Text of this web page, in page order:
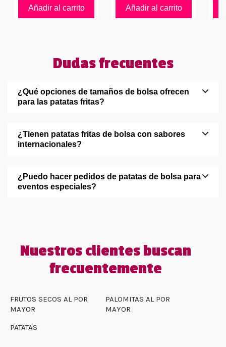
Añadir al carrito Añadir al carrito
Dudas frecuentes
¿Qué opciones de tamaños de bolsa ofrecen
para las patatas fritas?
¿Tienen patatas fritas de bolsa con sabores
internacionales?
¿Puedo hacer pedidos de patatas de bolsa para
eventos especiales?
Nuestros clientes buscan
frecuentemente
FRUTOS SECOS AL POR
MAYOR
PALOMITAS AL POR
MAYOR
PATATAS